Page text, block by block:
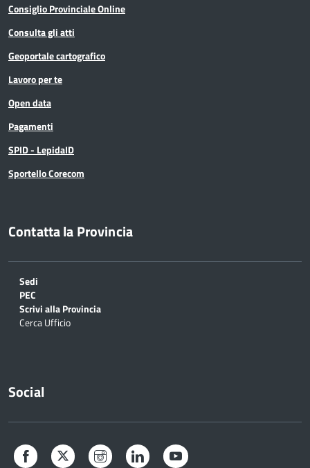
Consiglio Provinciale Online
Consulta gli atti
Geoportale cartografico
Lavoro per te
Open data
Pagamenti
SPID - LepidaID
Sportello Corecom
Contatta la Provincia
Sedi
PEC
Scrivi alla Provincia
Cerca Ufficio
Social
Facebook Twitter Instagram LinkedIn